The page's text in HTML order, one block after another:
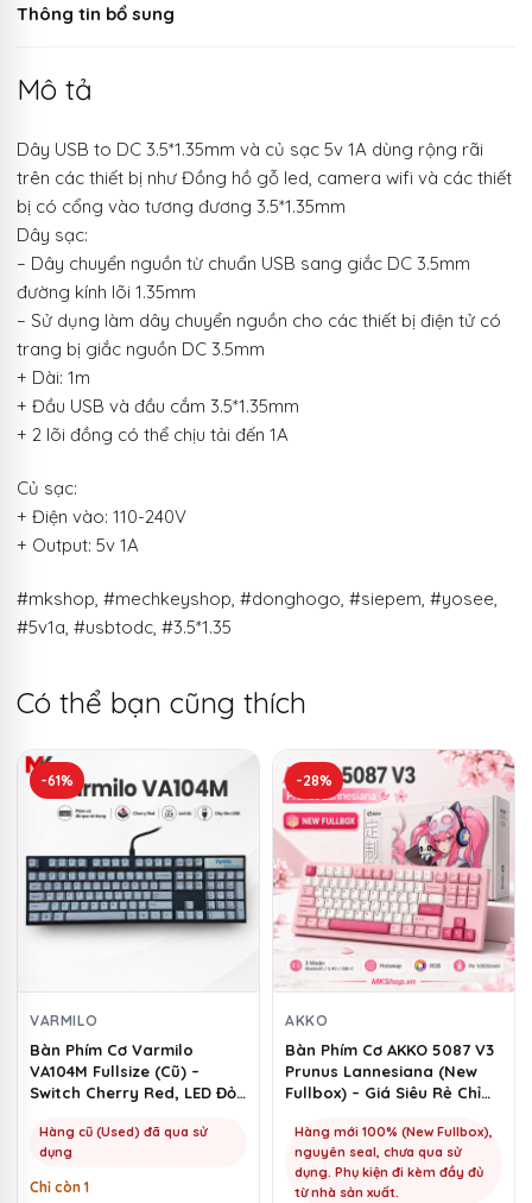
Thông tin bổ sung
Mô tả
Dây USB to DC 3.5*1.35mm và củ sạc 5v 1A dùng rộng rãi
trên các thiết bị như Đồng hồ gỗ led, camera wifi và các thiết
bị có cổng vào tương đương 3.5*1.35mm
Dây sạc:
– Dây chuyển nguồn từ chuẩn USB sang giắc DC 3.5mm
đường kính lõi 1.35mm
– Sử dụng làm dây chuyển nguồn cho các thiết bị điện tử có
trang bị giắc nguồn DC 3.5mm
+ Dài: 1m
+ Đầu USB và đầu cắm 3.5*1.35mm
+ 2 lõi đồng có thể chịu tải đến 1A
Củ sạc:
+ Điện vào: 110-240V
+ Output: 5v 1A
#mkshop, #mechkeyshop, #donghogo, #siepem, #yosee,
#5v1a, #usbtodc, #3.5*1.35
Có thể bạn cũng thích
-61%
VARMILO
Bàn Phím Cơ Varmilo
VA104M Fullsize (Cũ) –
Switch Cherry Red, LED Đỏ |
Hàng cũ (Used) đã qua sử
dụng
Chỉ còn 1
-28%
AKKO
Bàn Phím Cơ AKKO 5087 V3
Prunus Lannesiana (New
Fullbox) – Giá Siêu Rẻ Chỉ
Hàng mới 100% (New Fullbox),
nguyên seal, chưa qua sử
dụng. Phụ kiện đi kèm đầy đủ
từ nhà sản xuất.